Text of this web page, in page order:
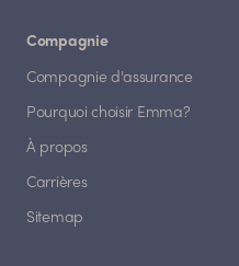
Compagnie
Compagnie d'assurance
Pourquoi choisir Emma?
À propos
Carrières
Sitemap